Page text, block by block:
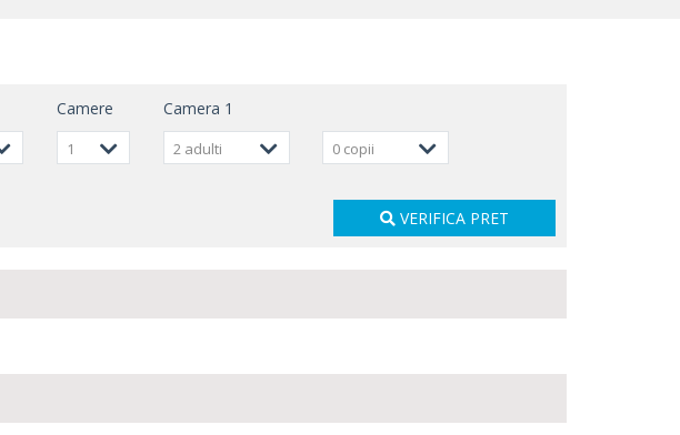
Camere
1
Camera 1
2 adulti 0 copii
VERIFICA PRET